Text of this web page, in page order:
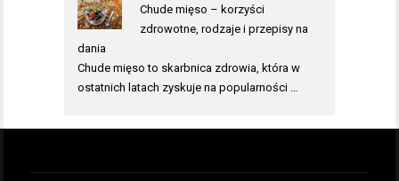
Chude mięso – korzyści
zdrowotne, rodzaje i przepisy na
dania
Chude mięso to skarbnica zdrowia, która w
ostatnich latach zyskuje na popularności …